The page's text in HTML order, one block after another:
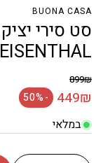
BUONA CASA
EISENTHAL
449₪
-50%
מחיר מבצע
מחיר רגיל
899₪
במלאי